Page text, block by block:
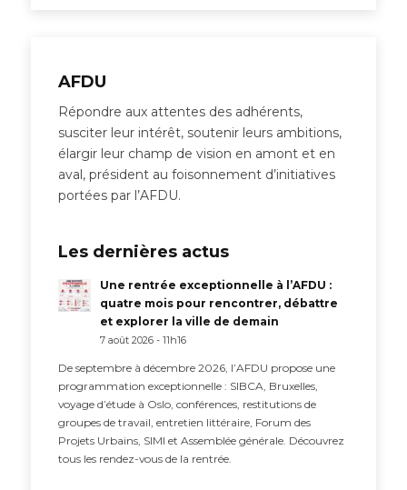
AFDU
Répondre aux attentes des adhérents,
susciter leur intérêt, soutenir leurs ambitions,
élargir leur champ de vision en amont et en
aval, président au foisonnement d’initiatives
portées par l’AFDU.
Les dernières actus
Une rentrée exceptionnelle à l’AFDU :
quatre mois pour rencontrer, débattre
et explorer la ville de demain
7 août 2026 - 11h16
De septembre à décembre 2026, l’AFDU propose une
programmation exceptionnelle : SIBCA, Bruxelles,
voyage d’étude à Oslo, conférences, restitutions de
groupes de travail, entretien littéraire, Forum des
Projets Urbains, SIMI et Assemblée générale. Découvrez
tous les rendez-vous de la rentrée.